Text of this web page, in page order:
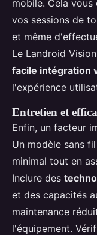
mobile. Cela
vos sessions de
et même
Le Landroid
facile intégration
l'expérience
Entretien et
Enfin, un facteur
Un modèle sans
minimal tout en
Inclure des
et des capacités
maintenance
l'équipement.